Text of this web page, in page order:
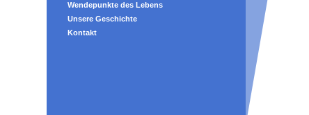
Wendepunkte des Lebens
Unsere Geschichte
Kontakt